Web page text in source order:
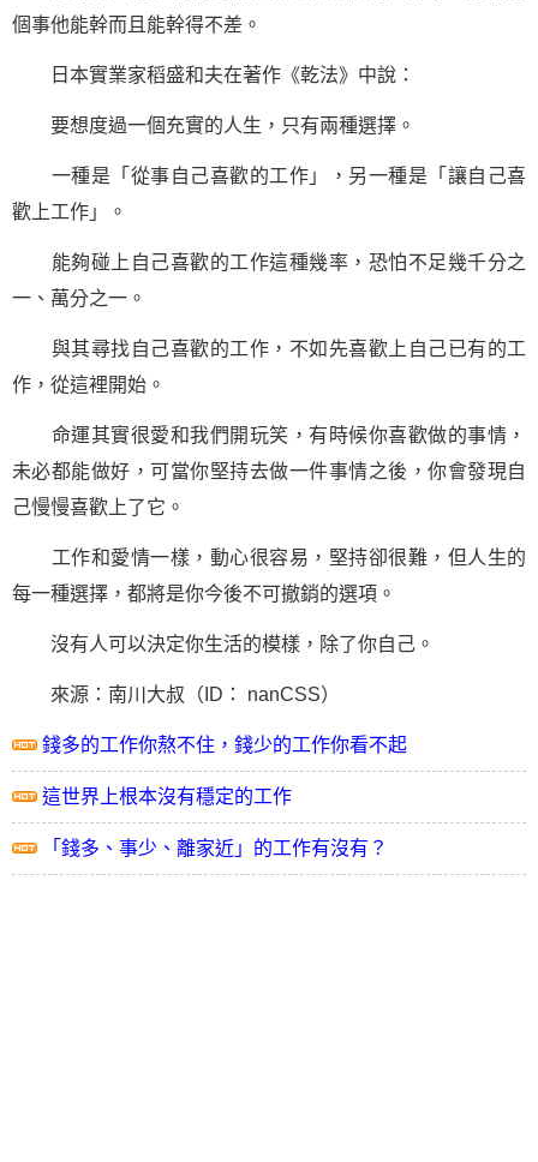
個事他能幹而且能幹得不差。
日本實業家稻盛和夫在著作《乾法》中說：
要想度過一個充實的人生，只有兩種選擇。
一種是「從事自己喜歡的工作」，另一種是「讓自己喜
歡上工作」。
能夠碰上自己喜歡的工作這種幾率，恐怕不足幾千分之
一、萬分之一。
與其尋找自己喜歡的工作，不如先喜歡上自己已有的工
作，從這裡開始。
命運其實很愛和我們開玩笑，有時候你喜歡做的事情，
未必都能做好，可當你堅持去做一件事情之後，你會發現自
己慢慢喜歡上了它。
工作和愛情一樣，動心很容易，堅持卻很難，但人生的
每一種選擇，都將是你今後不可撤銷的選項。
沒有人可以決定你生活的模樣，除了你自己。
來源：南川大叔（ID： nanCSS）
錢多的工作你熬不住，錢少的工作你看不起
這世界上根本沒有穩定的工作
「錢多、事少、離家近」的工作有沒有？